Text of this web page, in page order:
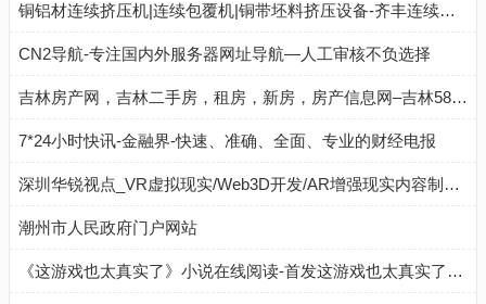
铜铝材连续挤压机|连续包覆机|铜带坯料挤压设备-齐丰连续挤压设备有限公司
CN2导航-专注国内外服务器网址导航—人工审核不负选择
吉林房产网，吉林二手房，租房，新房，房产信息网–吉林58安居客
7*24小时快讯-金融界-快速、准确、全面、专业的财经电报
深圳华锐视点_VR虚拟现实/Web3D开发/AR增强现实内容制作公司
潮州市人民政府门户网站
《这游戏也太真实了》小说在线阅读-首发这游戏也太真实了小说网手机端